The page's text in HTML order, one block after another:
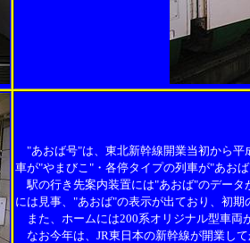
"あおば号"は、東北新幹線開業当初から平
車が"やまびこ"・各停タイプの列車が"あおば
駅の行き先案内装置には"あおば"のデータ
には見事、"あおば"の表示が出ており、初期
また、ホームには200系オリジナル型車両
なお今年は、JR東日本の新幹線が開業し